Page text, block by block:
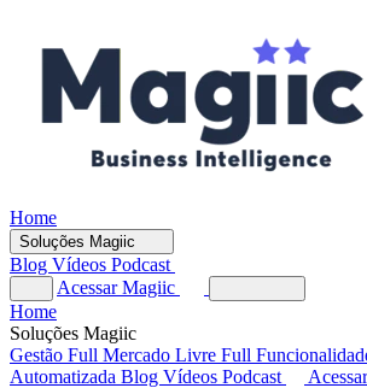
Home
Soluções Magiic
Blog Vídeos Podcast
Acessar Magiic
Home
Soluções Magiic
Gestão Full Mercado Livre Full
Automatizada Blog Vídeos Podcast